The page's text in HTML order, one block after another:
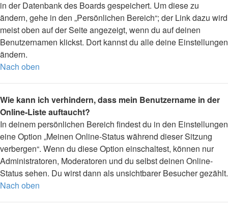
in der Datenbank des Boards gespeichert. Um diese zu
ändern, gehe in den „Persönlichen Bereich“; der Link dazu wird
meist oben auf der Seite angezeigt, wenn du auf deinen
Benutzernamen klickst. Dort kannst du alle deine Einstellungen
ändern.
Nach oben
Wie kann ich verhindern, dass mein Benutzername in der
Online-Liste auftaucht?
In deinem persönlichen Bereich findest du in den Einstellungen
eine Option „Meinen Online-Status während dieser Sitzung
verbergen“. Wenn du diese Option einschaltest, können nur
Administratoren, Moderatoren und du selbst deinen Online-
Status sehen. Du wirst dann als unsichtbarer Besucher gezählt.
Nach oben